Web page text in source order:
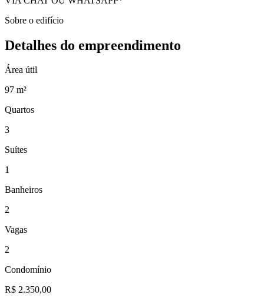
Sobre o edifício
Detalhes do empreendimento
Área útil
97 m²
Quartos
3
Suítes
1
Banheiros
2
Vagas
2
Condomínio
R$ 2.350,00